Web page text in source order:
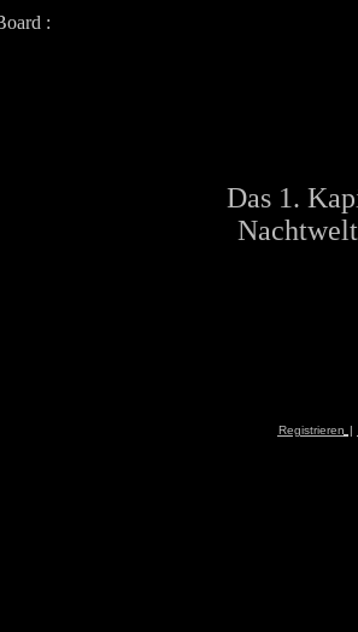
Das 1.
Registrieren |